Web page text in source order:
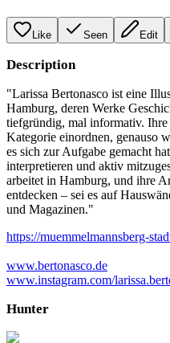
Like Seen Edit
Description
"Larissa Bertonasco ist eine
Hamburg, deren Werke
tiefgründig, mal informativ.
Kategorie einordnen, genauso
es sich zur Aufgabe gemacht
interpretieren und aktiv
arbeitet in Hamburg, und ihre
entdecken – sei es auf
und Magazinen."
https://muemmelmannsberg-
www.bertonasco.de
www.instagram.com/
Hunter